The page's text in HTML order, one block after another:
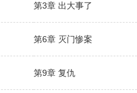
第3章 出大事了
第6章 灭门惨案
第9章 复仇